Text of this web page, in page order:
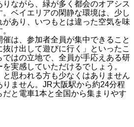
ながら、緑が多く都会のオアシス
。ベイエリアの閑静な環境は、少し
があり、いつもとは違った空気を味
は、参加者全員が集中できること
け出して遊びに行く」といったこ
ではの立地で、全員が手応えある研
実感していただけるでしょう。
と思われる方も少なくはありません
りません。JR大阪駅から約24分程
だと電車1本と全国から集まりやす